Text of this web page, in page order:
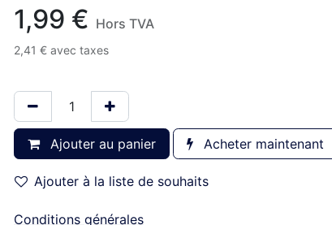
1,99 € Hors TVA
2,41 € avec taxes
Ajouter au panier Acheter maintenant
Ajouter à la liste de souhaits
Conditions générales